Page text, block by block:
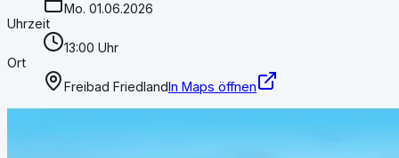
Mo. 01.06.2026
Uhrzeit
13:00 Uhr
Ort
Freibad FriedlandIn Maps öffnen